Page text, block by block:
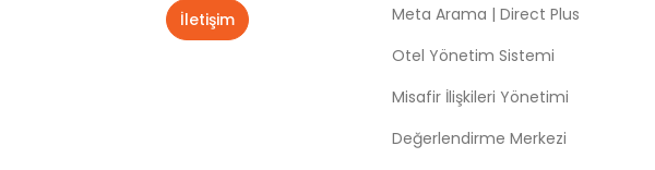
İletişim
Meta Arama | Direct Plus
Otel Yönetim Sistemi
Misafir İlişkileri Yönetimi
Değerlendirme Merkezi